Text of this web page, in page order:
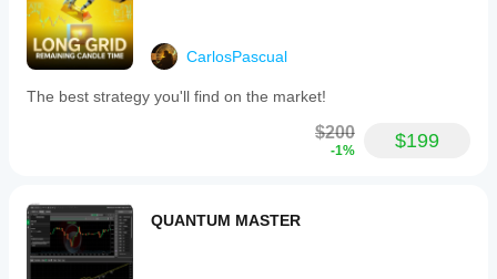
CarlosPascual
The best strategy you'll find on the market!
$200
-1% $199
QUANTUM MASTER